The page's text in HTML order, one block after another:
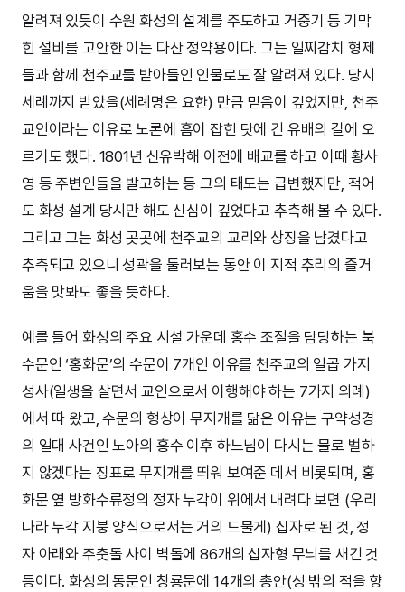
알려져 있듯이 수원 화성의 설계를 주도하고 거중기 등 기막
힌 설비를 고안한 이는 다산 정약용이다. 그는 일찌감치 형제
들과 함께 천주교를 받아들인 인물로도 잘 알려져 있다. 당시
세례까지 받았을(세례명은 요한) 만큼 믿음이 깊었지만, 천주
교인이라는 이유로 노론에 흠이 잡힌 탓에 긴 유배의 길에 오
르기도 했다. 1801년 신유박해 이전에 배교를 하고 이때 황사
영 등 주변인들을 발고하는 등 그의 태도는 급변했지만, 적어
도 화성 설계 당시만 해도 신심이 깊었다고 추측해 볼 수 있다.
그리고 그는 화성 곳곳에 천주교의 교리와 상징을 남겼다고
추측되고 있으니 성곽을 둘러보는 동안 이 지적 추리의 즐거
움을 맛봐도 좋을 듯하다.
예를 들어 화성의 주요 시설 가운데 홍수 조절을 담당하는 북
수문인 ‘홍화문’의 수문이 7개인 이유를 천주교의 일곱 가지
성사(일생을 살면서 교인으로서 이행해야 하는 7가지 의례)
에서 따 왔고, 수문의 형상이 무지개를 닮은 이유는 구약성경
의 일대 사건인 노아의 홍수 이후 하느님이 다시는 물로 벌하
지 않겠다는 징표로 무지개를 띄워 보여준 데서 비롯되며, 홍
화문 옆 방화수류정의 정자 누각이 위에서 내려다 보면 (우리
나라 누각 지붕 양식으로서는 거의 드물게) 십자로 된 것, 정
자 아래와 주춧돌 사이 벽돌에 86개의 십자형 무늬를 새긴 것
등이다. 화성의 동문인 창룡문에 14개의 총안(성 밖의 적을 향